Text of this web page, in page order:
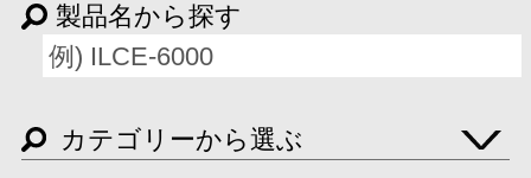
製品名から探す
カテゴリーから選ぶ